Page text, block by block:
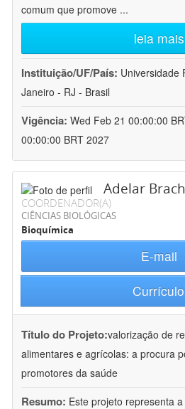
comum que promove ...
leia mais
Instituição/UF/País: Universidade
Janeiro - RJ - Brasil
Vigência: Wed Feb 21 00:00:00
00:00:00 BRT 2027
Adelar
COORDENADOR(A)
CIÊNCIAS BIOLÓGICAS
Bioquímica
E-mail
Currículo
Título do Projeto:valorização de
alimentares e agrícolas: a procura
promotores da saúde
Resumo: Este projeto representa